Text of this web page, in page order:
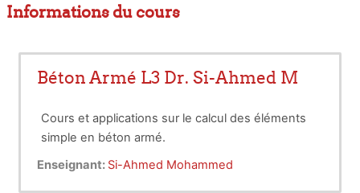
Informations du cours
Béton Armé L3 Dr. Si-Ahmed M
Cours et applications sur le calcul des éléments
simple en béton armé.
Enseignant: Si-Ahmed Mohammed